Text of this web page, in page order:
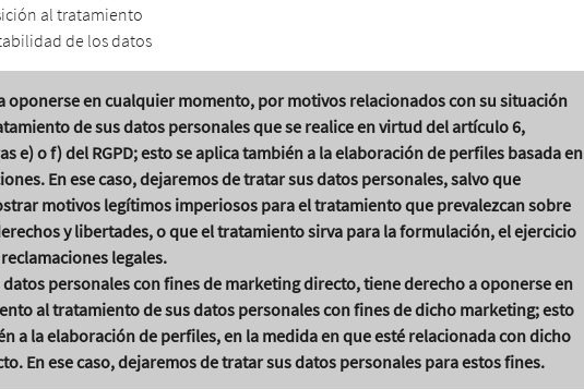
al tratamiento
de los datos
oponerse en cualquier momento, por motivos relacionados con su situación
de sus datos personales que se realice en virtud del artículo 6,
e) o f) del RGPD; esto se aplica también a la elaboración de perfiles basada en
En ese caso, dejaremos de tratar sus datos personales, salvo que
motivos legítimos imperiosos para el tratamiento que prevalezcan sobre
y libertades, o que el tratamiento sirva para la formulación, el ejercicio
legales.
personales con fines de marketing directo, tiene derecho a oponerse en
al tratamiento de sus datos personales con fines de dicho marketing; esto
a la elaboración de perfiles, en la medida en que esté relacionada con dicho
En ese caso, dejaremos de tratar sus datos personales para estos fines.